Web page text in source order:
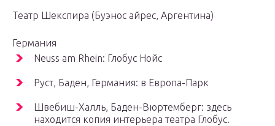
Театр Шекспира (Буэнос айрес, Аргентина)
Германия
Neuss am Rhein: Глобус Нойс
Руст, Баден, Германия: в Европа-Парк
Швебиш-Халль, Баден-Вюртемберг: здесь
находится копия интерьера театра Глобус.